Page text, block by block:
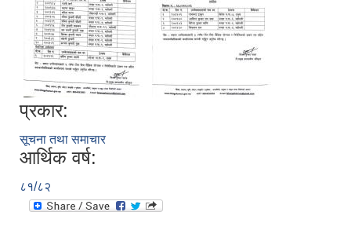
प्रकार:
सूचना तथा समाचार
आर्थिक वर्ष:
८१/८२